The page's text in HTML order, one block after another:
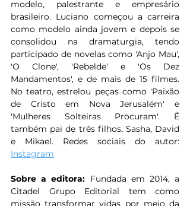
modelo, palestrante e empresário
brasileiro. Luciano começou a carreira
como modelo ainda jovem e depois se
consolidou na dramaturgia, tendo
participado de novelas como 'Anjo Mau',
'O Clone', 'Rebelde' e 'Os Dez
Mandamentos', e de mais de 15 filmes.
No teatro, estrelou peças como 'Paixão
de Cristo em Nova Jerusalém' e
'Mulheres Solteiras Procuram'. É
também pai de três filhos, Sasha, David
Instagram
Sobre a editora: Fundada em 2014, a
Citadel Grupo Editorial tem como
missão transformar vidas por meio da